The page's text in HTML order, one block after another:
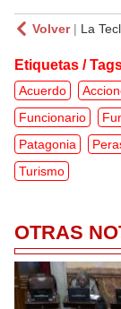
Volver| La
Etiquetas /
Acuerdo
Funcionario
Patagonia
Turismo
OTRAS